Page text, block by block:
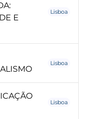
E
Lisboa
Lisboa
Lisboa